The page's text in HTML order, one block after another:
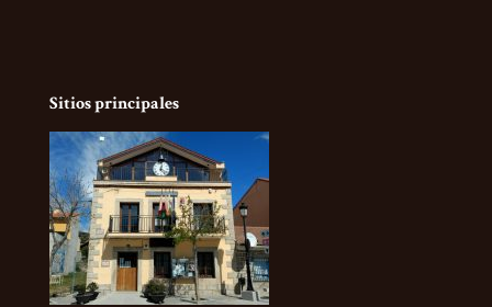
Sitios principales